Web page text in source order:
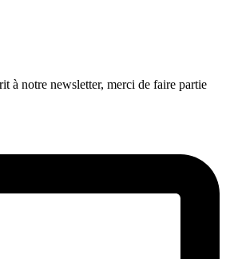
à notre newsletter, merci de faire partie